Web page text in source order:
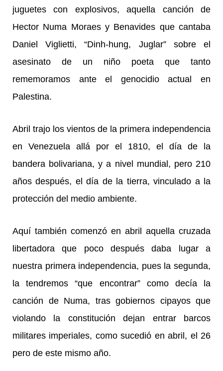
juguetes con explosivos, aquella canción de
Hector Numa Moraes y Benavides que cantaba
Daniel Viglietti, “Dinh-hung, Juglar” sobre el
asesinato de un niño poeta que tanto
rememoramos ante el genocidio actual en
Palestina.
Abril trajo los vientos de la primera independencia
en Venezuela allá por el 1810, el día de la
bandera bolivariana, y a nivel mundial, pero 210
años después, el día de la tierra, vinculado a la
protección del medio ambiente.
Aquí también comenzó en abril aquella cruzada
libertadora que poco después daba lugar a
nuestra primera independencia, pues la segunda,
la tendremos “que encontrar” como decía la
canción de Numa, tras gobiernos cipayos que
violando la constitución dejan entrar barcos
militares imperiales, como sucedió en abril, el 26
pero de este mismo año.